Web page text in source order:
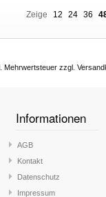
Zeige 12 24 36
Mehrwertsteuer zzgl.
Informationen
AGB
Kontakt
Datenschutz
Impressum